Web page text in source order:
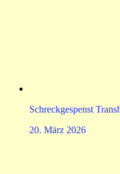
Schreckgespenst
20. März 2026